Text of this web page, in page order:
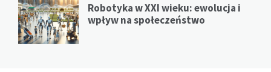
Robotyka w XXI wieku: ewolucja i
wpływ na społeczeństwo